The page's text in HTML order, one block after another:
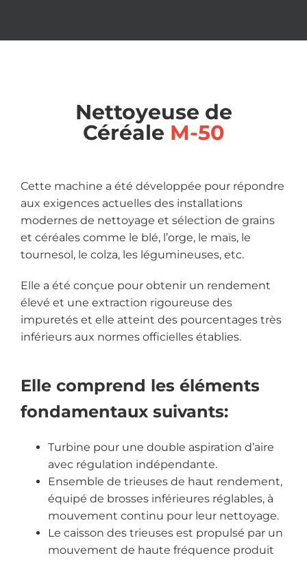
Nettoyeuse de
Céréale M-50
Cette machine a été développée pour répondre
aux exigences actuelles des installations
modernes de nettoyage et sélection de grains
et céréales comme le blé, l’orge, le maïs, le
tournesol, le colza, les légumineuses, etc.
Elle a été conçue pour obtenir un rendement
élevé et une extraction rigoureuse des
impuretés et elle atteint des pourcentages très
inférieurs aux normes officielles établies.
Elle comprend les éléments
fondamentaux suivants:
Turbine pour une double aspiration d’aire
avec régulation indépendante.
Ensemble de trieuses de haut rendement,
équipé de brosses inférieures réglables, à
mouvement continu pour leur nettoyage.
Le caisson des trieuses est propulsé par un
mouvement de haute fréquence produit